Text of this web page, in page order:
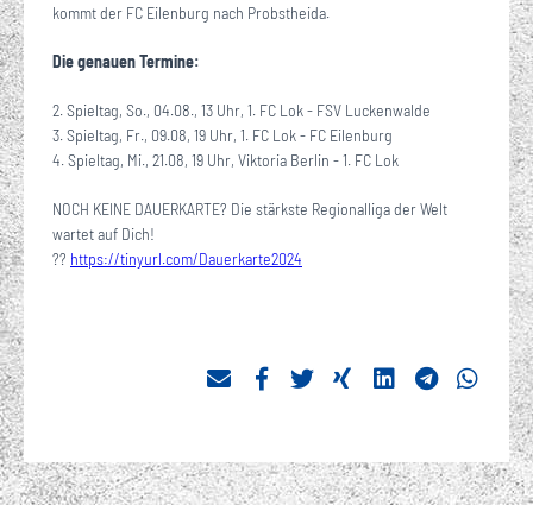
kommt der FC Eilenburg nach Probstheida.
Die genauen Termine:
2. Spieltag, So., 04.08., 13 Uhr, 1. FC Lok - FSV Luckenwalde
3. Spieltag, Fr., 09.08, 19 Uhr, 1. FC Lok - FC Eilenburg
4. Spieltag, Mi., 21.08, 19 Uhr, Viktoria Berlin - 1. FC Lok
NOCH KEINE DAUERKARTE? Die stärkste Regionalliga der Welt
wartet auf Dich!
?? https://tinyurl.com/Dauerkarte2024